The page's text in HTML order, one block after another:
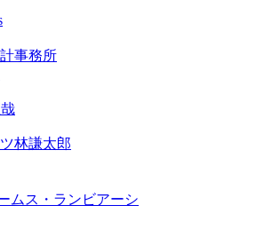
事務所
林謙太郎
ムス・ランビアーシ